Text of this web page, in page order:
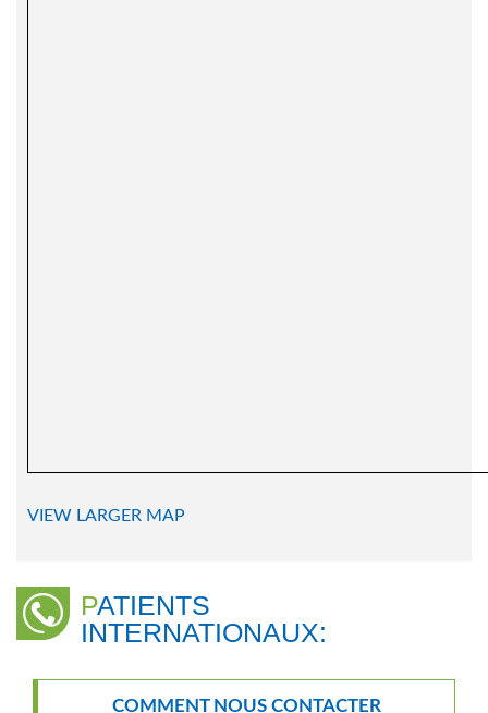
VIEW LARGER MAP
PATIENTS
INTERNATIONAUX:
COMMENT NOUS CONTACTER